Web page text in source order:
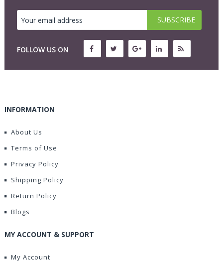
FOLLOW US ON
INFORMATION
About Us
Terms of Use
Privacy Policy
Shipping Policy
Return Policy
Blogs
MY ACCOUNT & SUPPORT
My Account